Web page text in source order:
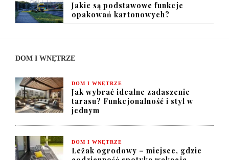
Jakie są podstawowe funkcje
opakowań kartonowych?
DOM I WNĘTRZE
DOM I WNĘTRZE
Jak wybrać idealne zadaszenie
tarasu? Funkcjonalność i styl w
jednym
DOM I WNĘTRZE
Leżak ogrodowy – miejsce, gdzie